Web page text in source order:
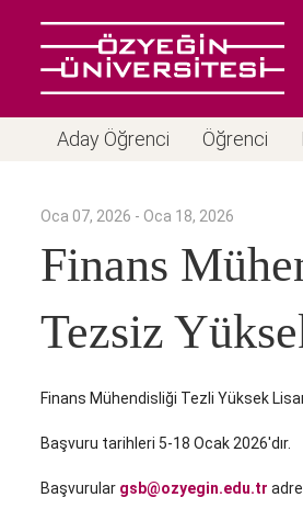
Aday Öğrenci Öğrenci
Oca 07, 2026 - Oca 18, 2026
Finans
Tezsiz
Finans Mühendisliği Tezli Yüksek
Başvuru tarihleri 5-18 Ocak 2026'dır.
Başvurular gsb@ozyegin.edu.tr